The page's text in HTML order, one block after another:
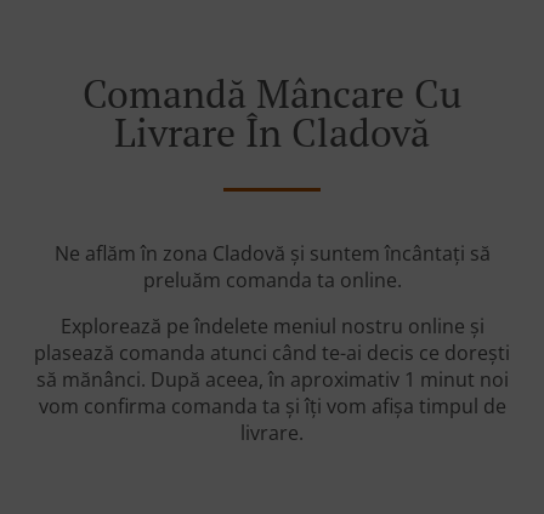
Comandă Mâncare Cu
Livrare În Cladovă
Ne aflăm în zona Cladovă și suntem încântați să
preluăm comanda ta online.
Explorează pe îndelete meniul nostru online și
plasează comanda atunci când te-ai decis ce dorești
să mănânci. După aceea, în aproximativ 1 minut noi
vom confirma comanda ta și îți vom afișa timpul de
livrare.